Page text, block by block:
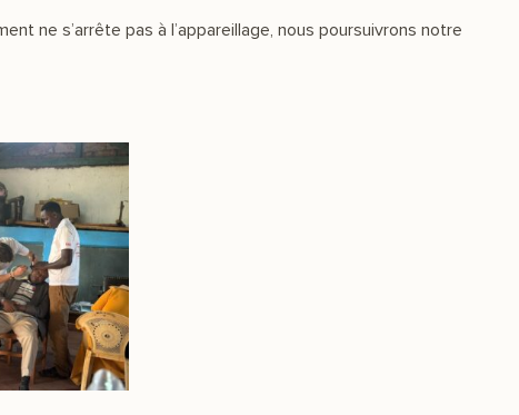
ne s’arrête pas à l’appareillage, nous poursuivrons notre